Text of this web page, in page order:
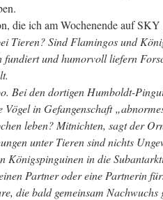
die ich am Wochenende auf SKY
Tieren? Sind Flamingos und
und humorvoll liefern
Bei den dortigen Humboldt-
in Gefangenschaft
leben? Mitnichten, sagt der
unter Tieren sind nichts
Königspinguinen in die
Partner oder eine Partnerin
die bald gemeinsam Nachwuchs